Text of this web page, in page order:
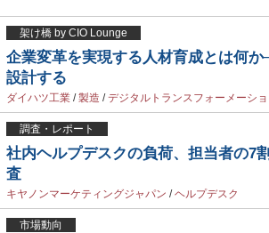
架け橋 by CIO Lounge
企業変革を実現する人材育成とは何
設計する
ダイハツ工業 /製造 /デジタルトランスフォーメーシ
調査・レポート
社内ヘルプデスクの負荷、担当者の7
査
キヤノンマーケティングジャパン /ヘルプデスク
市場動向